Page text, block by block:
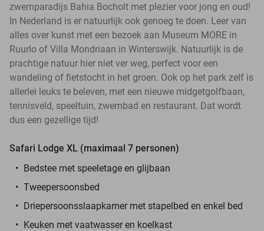
zwemparadijs Bahia Bocholt met plezier voor jong en oud!
In Nederland is er natuurlijk ook genoeg te doen. Leer van
alles over kunst met een bezoek aan Museum MORE in
Ruurlo of Villa Mondriaan in Winterswijk. Natuurlijk is de
prachtige natuur hier niet ver weg, perfect voor een
wandeling of fietstocht in het groen. Ook op het park zelf is
allerlei leuks te beleven, met een nieuwe midgetgolfbaan,
tennisveld, speeltuin, zwembad en restaurant. Dat wordt
dus een gezellige tijd!
Safari Lodge XL (maximaal 7 personen)
Bedstee met speeletage en glijbaan
Tweepersoonsbed
Driepersoonsslaapkamer met stapelbed en enkel bed
Keuken met vaatwasser en koelkast